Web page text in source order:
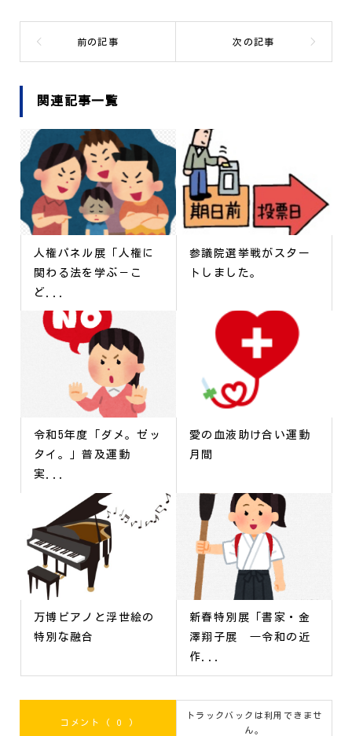
関連記事一覧
人権パネル展「人権に
関わる法を学ぶ－こ
ど...
参議院選挙戦がスター
トしました。
令和5年度「ダメ。ゼッ
タイ。」普及運動
実...
愛の血液助け合い運動
月間
万博ピアノと浮世絵の
特別な融合
新春特別展「書家・金
澤翔子展 ―令和の近
作...
コメント ( 0 )
トラックバックは利用できませ
ん。